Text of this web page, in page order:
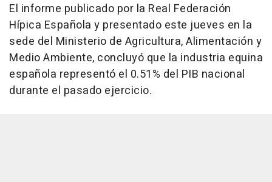
El informe publicado por la Real Federación
Hípica Española y presentado este jueves en la
sede del Ministerio de Agricultura, Alimentación y
Medio Ambiente, concluyó que la industria equina
española representó el 0.51% del PIB nacional
durante el pasado ejercicio.